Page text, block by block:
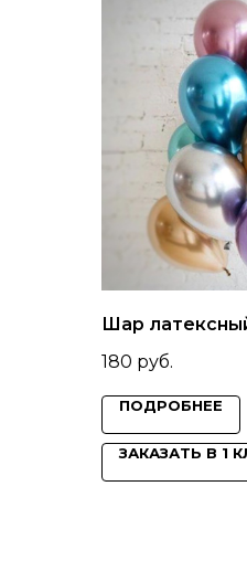
Шар
180 руб.
ПОДРОБНЕЕ
ЗАКАЗАТЬ В 1